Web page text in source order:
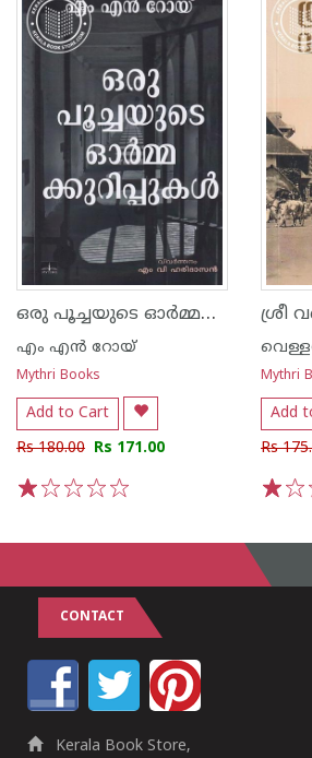
ഒരു പൂച്ചയുടെ ഓര്‍മ്മക്കുറിപ്പുകള്‍
എം എന്‍ റോയ്
Mythri Books
Add to Cart
Rs 180.00 Rs 171.00
ശ്രീ
Mythri
Add
Rs
CONTACT
Kerala Book Store,